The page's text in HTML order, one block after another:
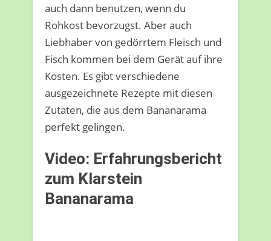
auch dann benutzen, wenn du
Rohkost bevorzugst. Aber auch
Liebhaber von gedörrtem Fleisch und
Fisch kommen bei dem Gerät auf ihre
Kosten. Es gibt verschiedene
ausgezeichnete Rezepte mit diesen
Zutaten, die aus dem Bananarama
perfekt gelingen.
Video: Erfahrungsbericht
zum Klarstein
Bananarama